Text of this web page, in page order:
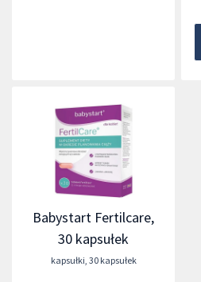
Babystart Fertilcare,
30 kapsułek
kapsułki, 30 kapsułek